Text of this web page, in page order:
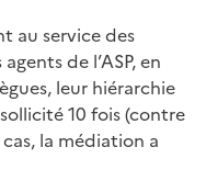
au service des
de l’ASP, en
leur hiérarchie
10 fois (contre
la médiation a